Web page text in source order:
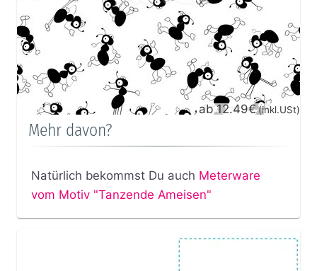
ab 12.49€(inkl.USt)
Mehr davon?
Natürlich bekommst Du auch Meterware
vom Motiv "Tanzende Ameisen"